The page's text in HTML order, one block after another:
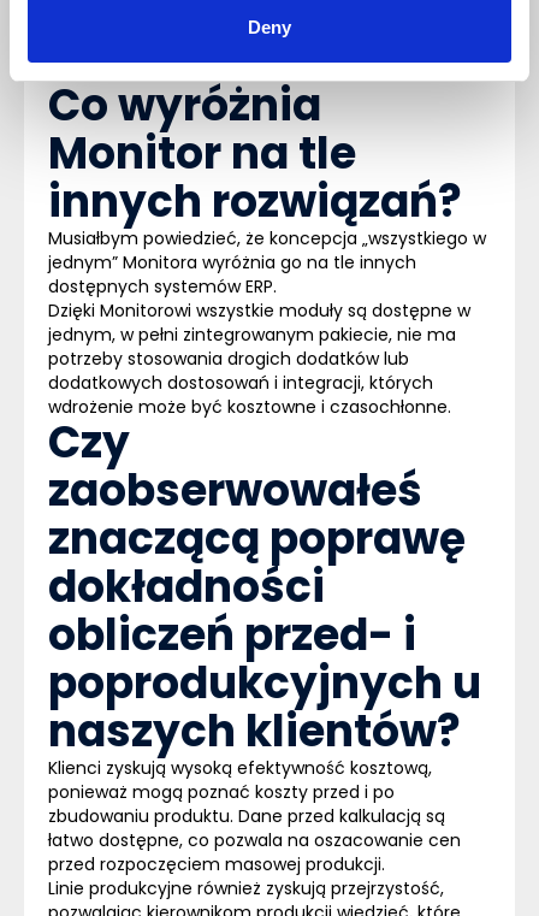
Deny
Pośrednio oszczędza to koszty producenta,
ponieważ nadwyżki zapasów zmieniają cenę w
czasie oraz wpływają również na koszty.
Co wyróżnia
Monitor na tle
innych rozwiązań?
Musiałbym powiedzieć, że koncepcja „wszystkiego w
jednym” Monitora wyróżnia go na tle innych
dostępnych systemówERP.
Dzięki Monitorowi wszystkie moduły są dostępne w
jednym, w pełni zintegrowanym pakiecie, nie ma
potrzeby stosowania drogich dodatków lub
dodatkowych dostosowań i integracji, których
wdrożenie może być kosztowne i czasochłonne.
Czy
zaobserwowałeś
znaczącą poprawę
dokładności
obliczeń przed- i
poprodukcyjnych u
naszych klientów?
Klienci zyskują wysoką efektywność kosztową,
ponieważ mogą poznać koszty przed i po
zbudowaniu produktu. Dane przed kalkulacją są
łatwo dostępne, co pozwala na oszacowanie cen
przed rozpoczęciem masowej produkcji.
Linie produkcyjne również zyskują przejrzystość,